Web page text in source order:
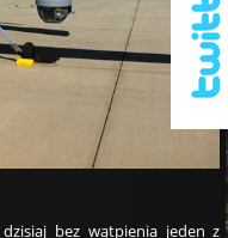
bez wątpienia jeden z